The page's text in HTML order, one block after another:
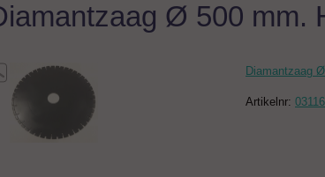
Ø 500 mm.
Diamantzaag
Artikelnr: